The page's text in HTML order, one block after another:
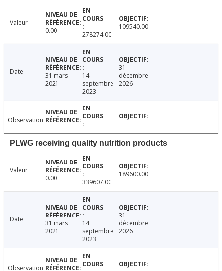
Valeur
0.00
278274.00
109540.00
Date
31 mars
2021
14
septembre
2023
31
décembre
2026
Observation
PLWG receiving quality nutrition products
Valeur
0.00
339607.00
189600.00
Date
31 mars
2021
14
septembre
2023
31
décembre
2026
Observation